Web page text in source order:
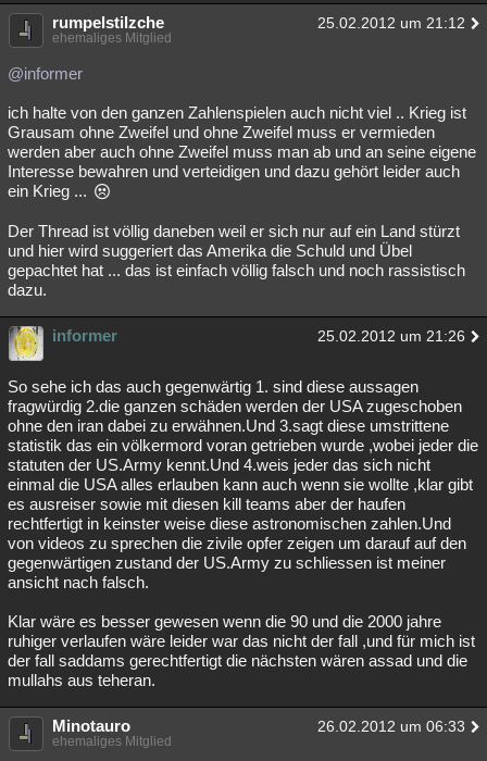
rumpelstilzche 25.02.2012 um 21:12
ehemaliges Mitglied
@informer
ich halte von den ganzen Zahlenspielen auch nicht viel .. Krieg ist
Grausam ohne Zweifel und ohne Zweifel muss er vermieden
werden aber auch ohne Zweifel muss man ab und an seine eigene
Interesse bewahren und verteidigen und dazu gehört leider auch
ein Krieg ...
Der Thread ist völlig daneben weil er sich nur auf ein Land stürzt
und hier wird suggeriert das Amerika die Schuld und Übel
gepachtet hat ... das ist einfach völlig falsch und noch rassistisch
dazu.
informer 25.02.2012 um 21:26
So sehe ich das auch gegenwärtig 1. sind diese aussagen
fragwürdig 2.die ganzen schäden werden der USA zugeschoben
ohne den iran dabei zu erwähnen.Und 3.sagt diese umstrittene
statistik das ein völkermord voran getrieben wurde ,wobei jeder die
statuten der US.Army kennt.Und 4.weis jeder das sich nicht
einmal die USA alles erlauben kann auch wenn sie wollte ,klar gibt
es ausreiser sowie mit diesen kill teams aber der haufen
rechtfertigt in keinster weise diese astronomischen zahlen.Und
von videos zu sprechen die zivile opfer zeigen um darauf auf den
gegenwärtigen zustand der US.Army zu schliessen ist meiner
ansicht nach falsch.
Klar wäre es besser gewesen wenn die 90 und die 2000 jahre
ruhiger verlaufen wäre leider war das nicht der fall ,und für mich ist
der fall saddams gerechtfertigt die nächsten wären assad und die
mullahs aus teheran.
Minotauro 26.02.2012 um 06:33
ehemaliges Mitglied